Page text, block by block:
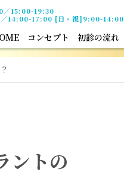
／15:00-19:30
14:00-17:00 [日・祝]9:00-14:00
コンセプト 初診の流れ
ントの